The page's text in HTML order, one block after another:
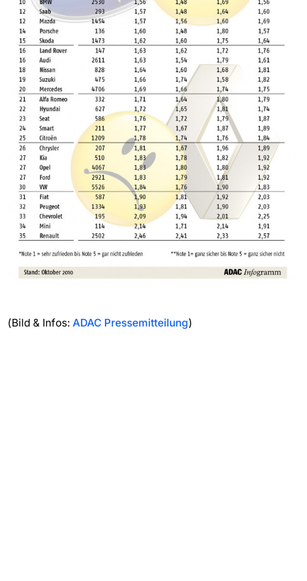
(Bild & Infos: ADAC Pressemitteilung)